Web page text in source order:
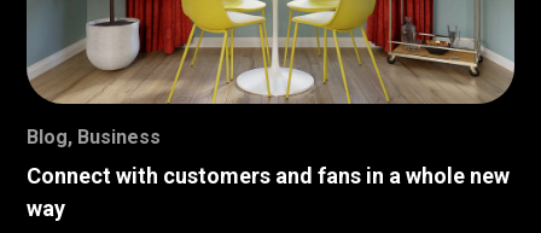
Blog, Business
Connect with customers and fans in a whole new
way